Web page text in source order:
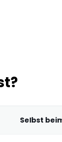
Selbst